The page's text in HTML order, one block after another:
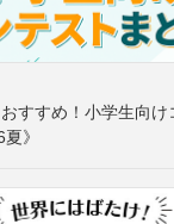
すすめ！小学生向け
》